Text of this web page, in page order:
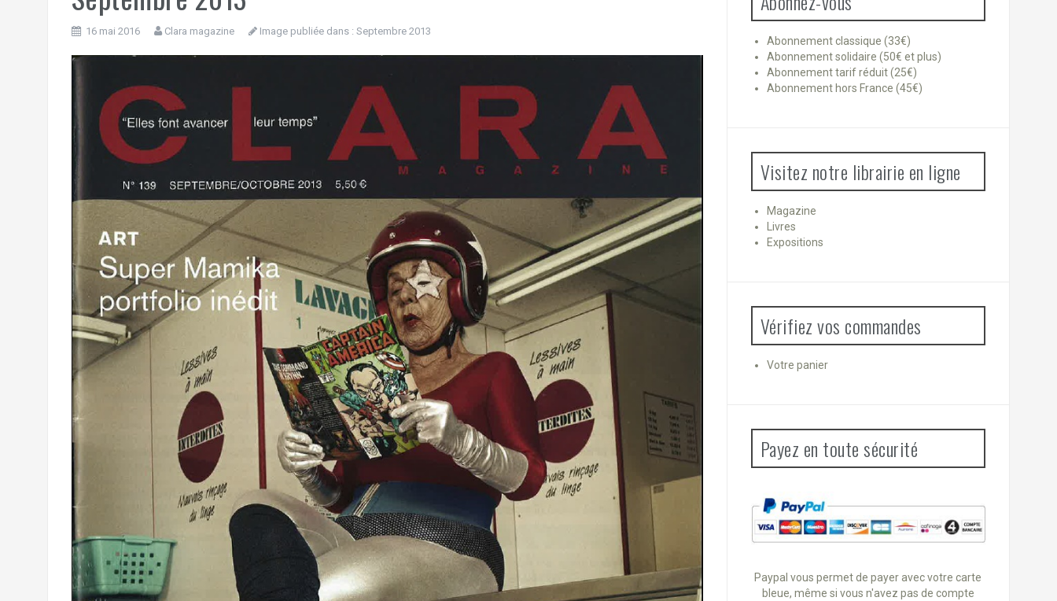
16 mai 2016 Clara magazine Image publiée dans : Septembre 2013
Abonnement classique (33€)
Abonnement solidaire (50€ et plus)
Abonnement tarif réduit (25€)
Abonnement hors France (45€)
Visitez notre librairie en ligne
Magazine
Livres
Expositions
Vérifiez vos commandes
Votre panier
Payez en toute sécurité
Paypal vous permet de payer avec votre carte
bleue, même si vous n'avez pas de compte